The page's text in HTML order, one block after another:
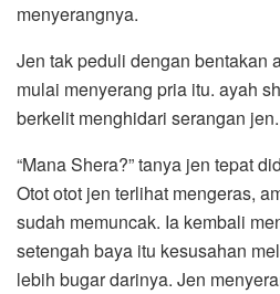
menyerangnya.
Jen tak peduli dengan bentakan
mulai menyerang pria itu. ayah
berkelit menghidari serangan jen.
“Mana Shera?” tanya jen tepat
Otot otot jen terlihat mengeras,
sudah memuncak. Ia kembali
setengah baya itu kesusahan
lebih bugar darinya. Jen